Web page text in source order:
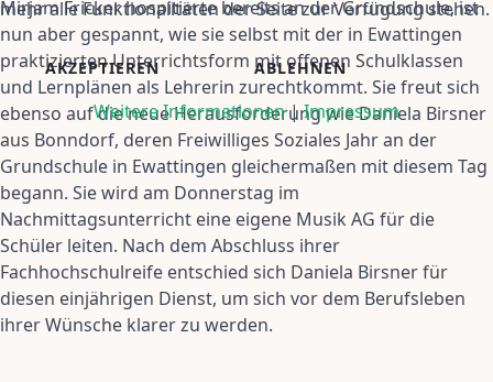
Mirjam Fricker hospitierte bereits an der Grundschule, ist
nun aber gespannt, wie sie selbst mit der in Ewattingen
praktizierten Unterrichtsform mit offenen Schulklassen
und Lernplänen als Lehrerin zurechtkommt. Sie freut sich
ebenso auf die neue Herausforderung wie Daniela Birsner
aus Bonndorf, deren Freiwilliges Soziales Jahr an der
Grundschule in Ewattingen gleichermaßen mit diesem Tag
begann. Sie wird am Donnerstag im
Nachmittagsunterricht eine eigene Musik AG für die
Schüler leiten. Nach dem Abschluss ihrer
Fachhochschulreife entschied sich Daniela Birsner für
diesen einjährigen Dienst, um sich vor dem Berufsleben
ihrer Wünsche klarer zu werden.
mehr alle Funktionalitäten der Seite zur Verfügung stehen.
AKZEPTIEREN ABLEHNEN
Weitere Informationen|Impressum